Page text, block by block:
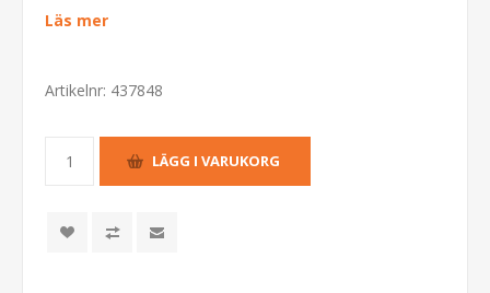
Läs mer
Artikelnr: 437848